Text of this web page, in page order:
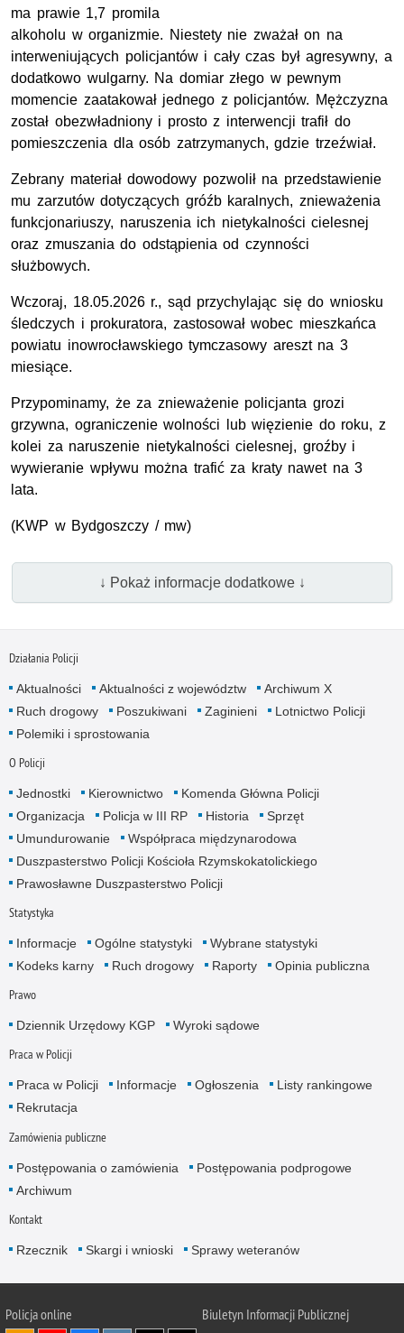
ma prawie 1,7 promila
alkoholu w organizmie. Niestety nie zważał on na
interweniujących policjantów i cały czas był agresywny, a
dodatkowo wulgarny. Na domiar złego w pewnym
momencie zaatakował jednego z policjantów. Mężczyzna
został obezwładniony i prosto z interwencji trafił do
pomieszczenia dla osób zatrzymanych, gdzie trzeźwiał.
Zebrany materiał dowodowy pozwolił na przedstawienie
mu zarzutów dotyczących gróźb karalnych, znieważenia
funkcjonariuszy, naruszenia ich nietykalności cielesnej
oraz zmuszania do odstąpienia od czynności
służbowych.
Wczoraj, 18.05.2026 r., sąd przychylając się do wniosku
śledczych i prokuratora, zastosował wobec mieszkańca
powiatu inowrocławskiego tymczasowy areszt na 3
miesiące.
Przypominamy, że za znieważenie policjanta grozi
grzywna, ograniczenie wolności lub więzienie do roku, z
kolei za naruszenie nietykalności cielesnej, groźby i
wywieranie wpływu można trafić za kraty nawet na 3
lata.
(KWP w Bydgoszczy / mw)
↓ Pokaż informacje dodatkowe ↓
Działania Policji
Aktualności Aktualności z województw
Archiwum X
Ruch drogowy
Poszukiwani Zaginieni
Lotnictwo Policji
Polemiki i sprostowania
O Policji
Jednostki Kierownictwo
Komenda Główna Policji
Organizacja
Policja w III RP Historia
Sprzęt
Umundurowanie
Współpraca międzynarodowa
Duszpasterstwo Policji Kościoła Rzymskokatolickiego
Prawosławne Duszpasterstwo Policji
Statystyka
Informacje Ogólne statystyki
Wybrane statystyki
Kodeks karny
Ruch drogowy Raporty Opinia publiczna
Prawo
Dziennik Urzędowy KGP Wyroki sądowe
Praca w Policji
Praca w Policji Informacje Ogłoszenia
Listy rankingowe
Rekrutacja
Zamówienia publiczne
Postępowania o zamówienia
Postępowania podprogowe
Archiwum
Kontakt
Rzecznik Skargi i wnioski Sprawy weteranów
Policjaonline Biuletyn Informacji Publicznej